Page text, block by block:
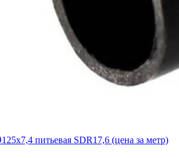
питьевая SDR17,6 (цена за метр)